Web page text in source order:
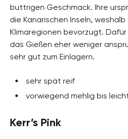
buttrigen Geschmack. Ihre
die Kanarischen Inseln,
Klimaregionen bevorzugt.
das Gießen eher weniger
sehr gut zum Einlagern.
sehr spät reif
vorwiegend mehlig bis
Kerr’s Pink